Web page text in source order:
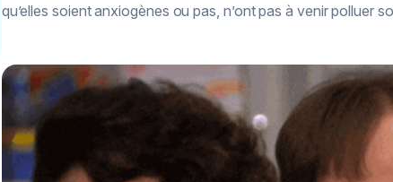
qu’elles soient anxiogènes ou pas, n’ont pas à venir polluer